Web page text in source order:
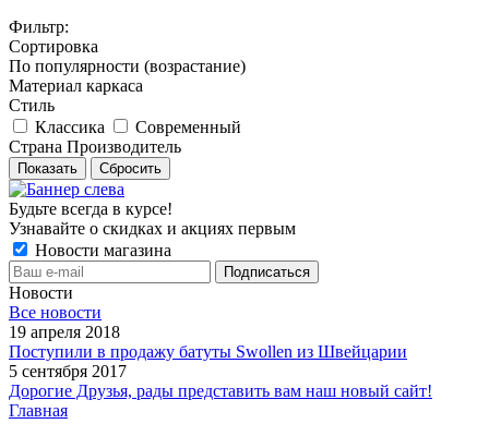
Фильтр:
Сортировка
По популярности (возрастание)
Материал каркаса
Стиль
Классика
Современный
Страна Производитель
Показать Сбросить
Будьте всегда в курсе!
Узнавайте о скидках и акциях первым
Новости магазина
Новости
Все новости
19 апреля 2018
Поступили в продажу батуты Swollen из Швейцарии
5 сентября 2017
Дорогие Друзья, рады представить вам наш новый сайт!
Главная